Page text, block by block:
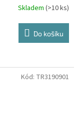
Skladem (>10 ks)
Do košíku
Kód: TR3190901